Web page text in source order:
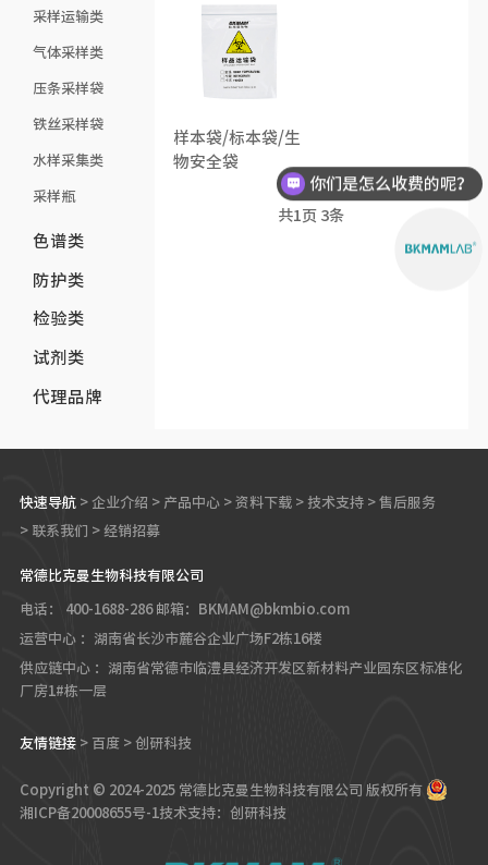
采样运输类
气体采样类
压条采样袋
铁丝采样袋
水样采集类
采样瓶
色谱类
防护类
检验类
试剂类
代理品牌
样本袋/标本袋/生
物安全袋
共1 页 3条
快速导航 > 企业介绍 > 产品中心 > 资料下载 > 技术支持 > 售后服务
> 联系我们 > 经销招募
常德比克曼生物科技有限公司
电话： 400-1688-286邮箱：BKMAM@bkmbio.com
运营中心 ：湖南省长沙市麓谷企业广场F2栋16楼
供应链中心 ：湖南省常德市临澧县经济开发区新材料产业园东区标准化
厂房1#栋一层
友情链接 > 百度 > 创研科技
Copyright © 2024-2025 常德比克曼生物科技有限公司 版权所有
湘ICP备20008655号-1 技术支持：创研科技
你们是怎么收费的呢？
现在有优惠活动么？